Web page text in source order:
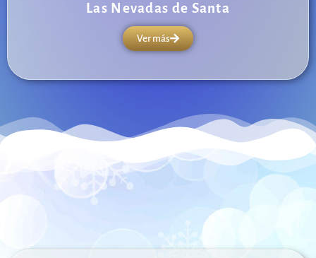
Las Nevadas de Santa
Ver más